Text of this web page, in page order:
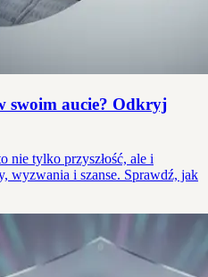
swoim aucie? Odkryj
nie tylko przyszłość, ale i
wyzwania i szanse. Sprawdź, jak